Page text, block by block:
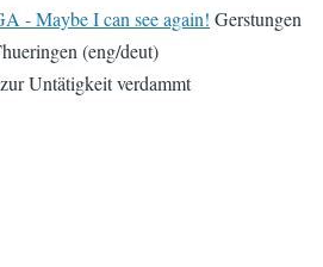
- Maybe I can see again! Gerstungen
(eng/deut)
Untätigkeit verdammt